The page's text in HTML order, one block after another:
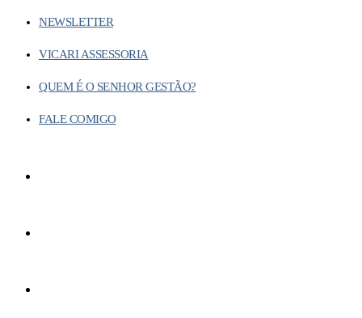
NEWSLETTER
VICARI ASSESSORIA
QUEM É O SENHOR GESTÃO?
FALE COMIGO